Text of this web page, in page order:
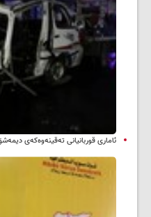
ئاماری قوربانیانی تەقینەوەکەی دیمەشق